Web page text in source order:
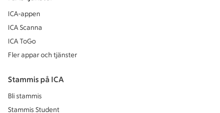
ICA-appen
ICA Scanna
ICA ToGo
Fler appar och tjänster
Stammis på ICA
Bli stammis
Stammis Student